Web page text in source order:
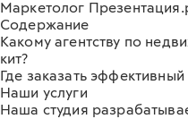
Маркетолог
Содержание
Какому агентству по
кит?
Где заказать эффективный
Наши услуги
Наша студия